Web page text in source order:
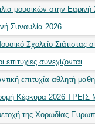
μουσικών στην
Συναυλία 2026
Σχολείο Σιάτιστας
επιτυχίες συνεχίζονται
επιτυχία αθλητή
Κέρκυρα 2026
της Χορωδίας